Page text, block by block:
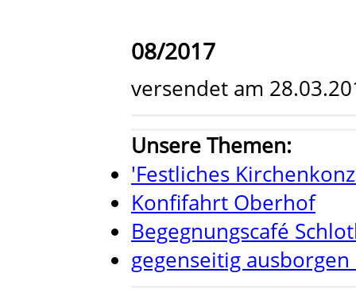
08/2017
versendet am
Unsere Themen:
'Festliches
Konfifahrt Oberhof
Begegnungscafé
gegenseitig